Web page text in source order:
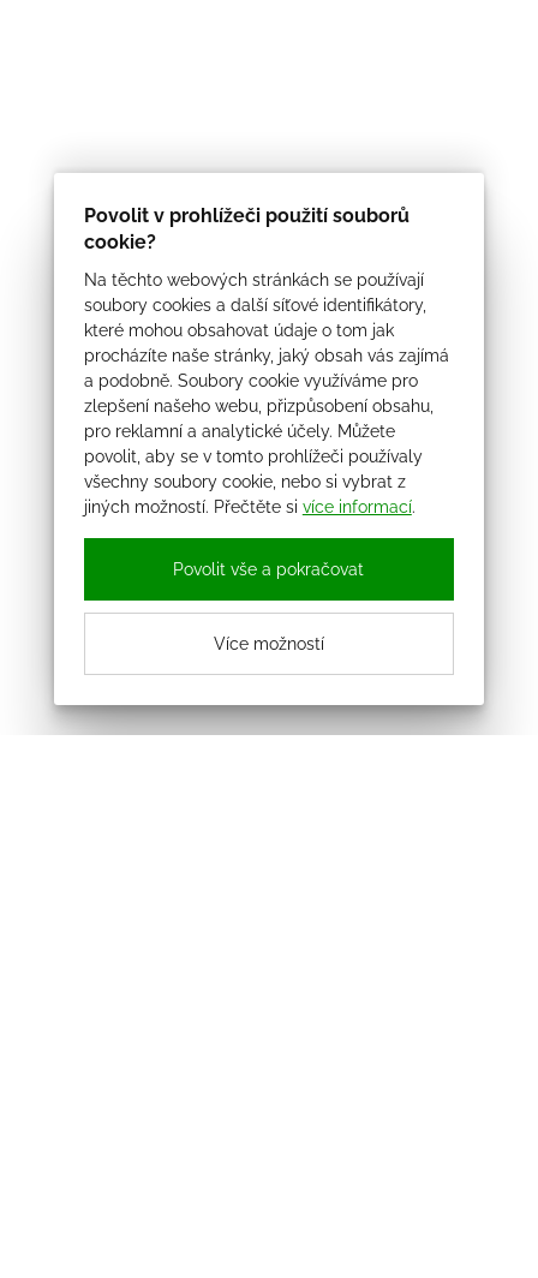
Povolit v prohlížeči použití souborů
cookie?
Na těchto webových stránkách se používají
soubory cookies a další síťové identifikátory,
které mohou obsahovat údaje o tom jak
procházíte naše stránky, jaký obsah vás zajímá
a podobně. Soubory cookie využíváme pro
zlepšení našeho webu, přizpůsobení obsahu,
pro reklamní a analytické účely. Můžete
povolit, aby se v tomto prohlížeči používaly
všechny soubory cookie, nebo si vybrat z
jiných možností. Přečtěte si více informací.
Povolit vše a pokračovat
Více možností